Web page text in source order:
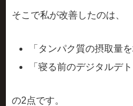
そこで私が改善したのは、
「タンパク質の摂取量を
「寝る前のデジタルデ
の2点です。